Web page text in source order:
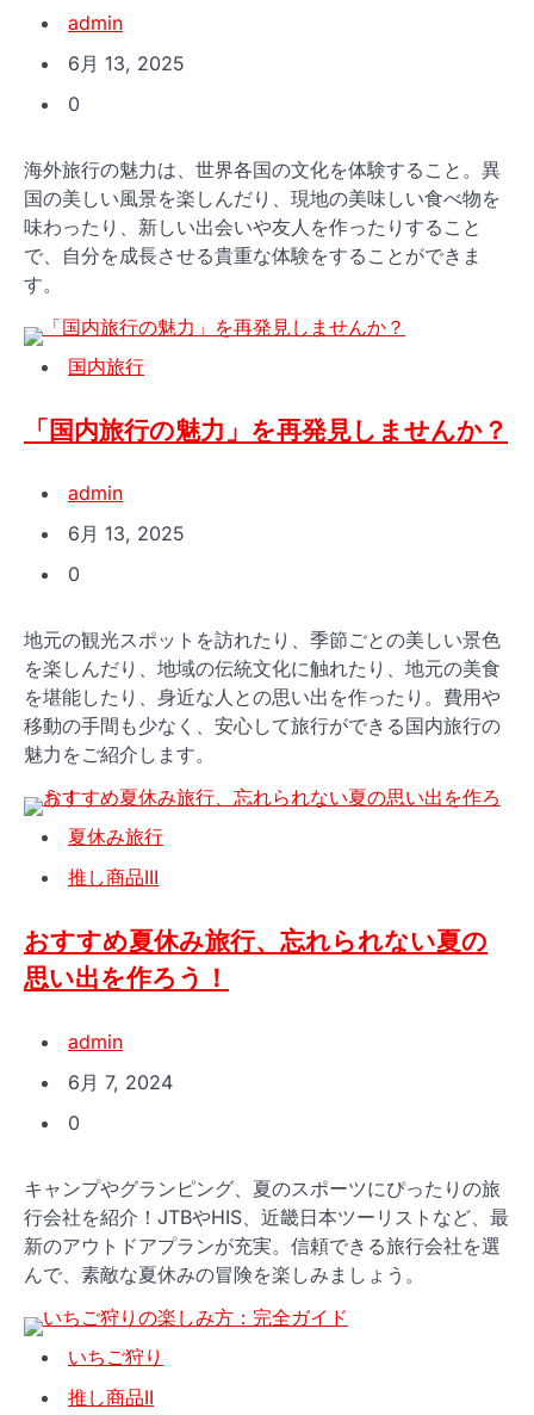
admin
6月 13, 2025
0
海外旅行の魅力は、世界各国の文化を体験すること。異
国の美しい風景を楽しんだり、現地の美味しい食べ物を
味わったり、新しい出会いや友人を作ったりすること
で、自分を成長させる貴重な体験をすることができま
す。
国内旅行
「国内旅行の魅力」を再発見しませんか？
admin
6月 13, 2025
0
地元の観光スポットを訪れたり、季節ごとの美しい景色
を楽しんだり、地域の伝統文化に触れたり、地元の美食
を堪能したり、身近な人との思い出を作ったり。費用や
移動の手間も少なく、安心して旅行ができる国内旅行の
魅力をご紹介します。
夏休み旅行
推し商品III
おすすめ夏休み旅行、忘れられない夏の
思い出を作ろう！
admin
6月 7, 2024
0
キャンプやグランピング、夏のスポーツにぴったりの旅
行会社を紹介！JTBやHIS、近畿日本ツーリストなど、最
新のアウトドアプランが充実。信頼できる旅行会社を選
んで、素敵な夏休みの冒険を楽しみましょう。
いちご狩り
推し商品II